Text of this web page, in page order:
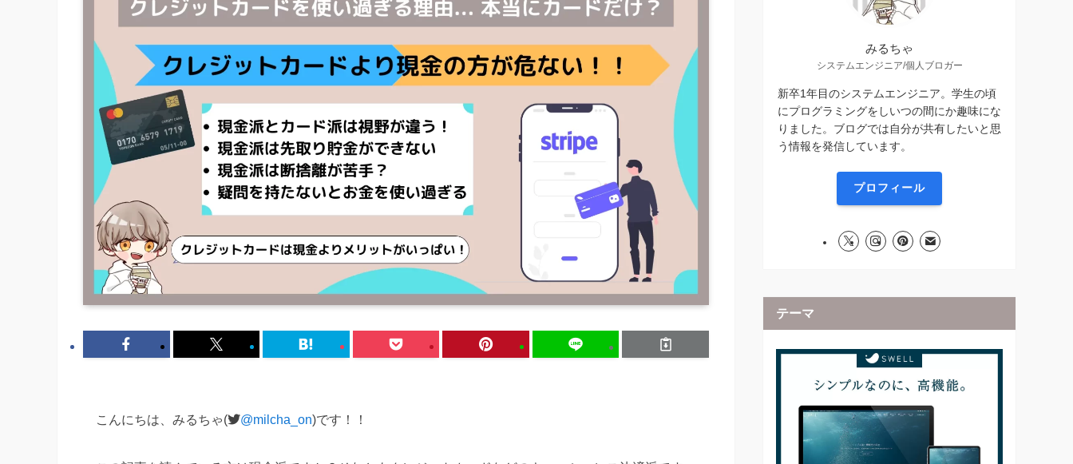
こんにちは、みるちゃ( @milcha_on)です！！
みるちゃ
システムエンジニア/個人ブロガー
新卒1年目のシステムエンジニア。学生の頃
にプログラミングをしいつの間にか趣味にな
りました。ブログでは自分が共有したいと思
う情報を発信しています。
プロフィール
テーマ